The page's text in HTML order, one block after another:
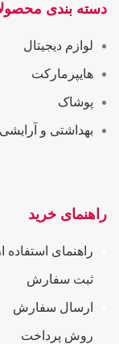
دسته بندی
لوازم دیجیتال
هایپرمارکت
پوشاک
بهداشتی و آرایشی
راهنمای خرید
راهنمای استفاده
ثبت سفارش
ارسال سفارش
روش پرداخت